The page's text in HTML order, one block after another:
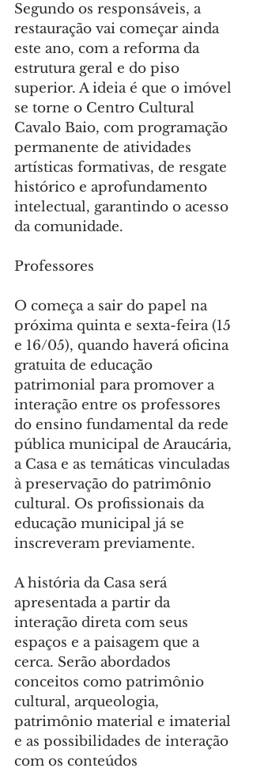
Segundo os responsáveis, a
restauração vai começar ainda
este ano, com a reforma da
estrutura geral e do piso
superior. A ideia é que o imóvel
se torne o Centro Cultural
Cavalo Baio, com programação
permanente de atividades
artísticas formativas, de resgate
histórico e aprofundamento
intelectual, garantindo o acesso
da comunidade.
Professores
O começa a sair do papel na
próxima quinta e sexta-feira (15
e 16/05), quando haverá oficina
gratuita de educação
patrimonial para promover a
interação entre os professores
do ensino fundamental da rede
pública municipal de Araucária,
a Casa e as temáticas vinculadas
à preservação do patrimônio
cultural. Os profissionais da
educação municipal já se
inscreveram previamente.
A história da Casa será
apresentada a partir da
interação direta com seus
espaços e a paisagem que a
cerca. Serão abordados
conceitos como patrimônio
cultural, arqueologia,
patrimônio material e imaterial
e as possibilidades de interação
com os conteúdos